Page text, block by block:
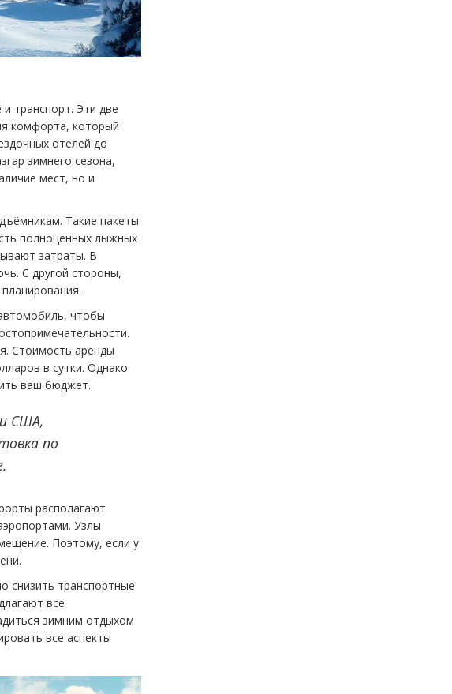
транспорт. Эти две
комфорта, который
отелей до
зимнего сезона,
мест, но и
Такие пакеты
полноценных лыжных
затраты. В
С другой стороны,
чтобы
Стоимость аренды
в сутки. Однако
ваш бюджет.
США,
по
располагают
Узлы
Поэтому, если у
снизить транспортные
все
зимним отдыхом
все аспекты